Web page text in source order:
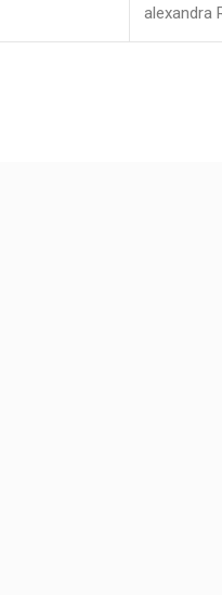
alexandra